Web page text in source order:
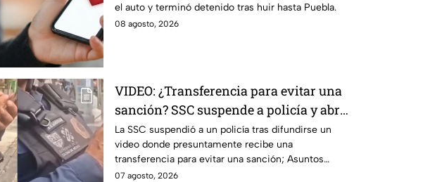
el auto y terminó detenido tras huir hasta Puebla.
08 agosto, 2026
VIDEO: ¿Transferencia para evitar una
sanción? SSC suspende a policía y abre
investigación
La SSC suspendió a un policía tras difundirse un
video donde presuntamente recibe una
transferencia para evitar una sanción; Asuntos
Internos ya investiga.
07 agosto, 2026